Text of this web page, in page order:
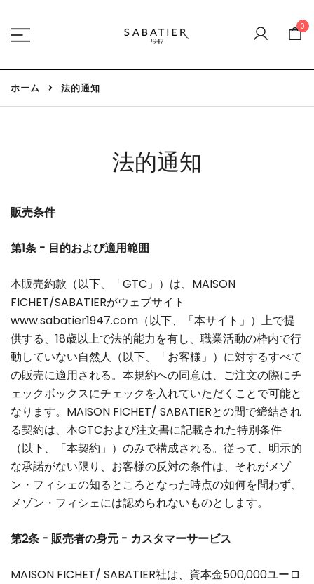
0
ホーム 法的通知
法的通知
販売条件
第1条 - 目的および適用範囲
本販売約款（以下、「GTC」）は、MAISON
FICHET/SABATIERがウェブサイト
www.sabatier1947.com（以下、「本サイト」）上で提
供する、18歳以上で法的能力を有し、職業活動の枠内で行
動していない自然人（以下、「お客様」）に対するすべて
の販売に適用される。本規約への同意は、ご注文の際にチ
ェックボックスにチェックを入れていただくことで可能と
なります。MAISON FICHET/ SABATIERとの間で締結され
る契約は、本GTCおよび注文書に記載された特別条件
（以下、「本契約」）のみで構成される。従って、明示的
な承諾がない限り、お客様の反対の条件は、それがメゾ
ン・フィシェの知るところとなった時点の如何を問わず、
メゾン・フィシェには認められないものとします。
第2条 - 販売者の身元 - カスタマーサービス
MAISON FICHET/ SABATIER社は、資本金500,000ユーロ